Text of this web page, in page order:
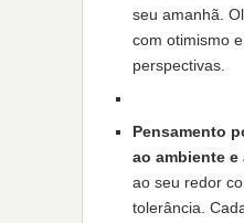
seu amanhã.
com otimismo
perspectivas.
Pensamento
ao ambiente e
ao seu redor
tolerância.